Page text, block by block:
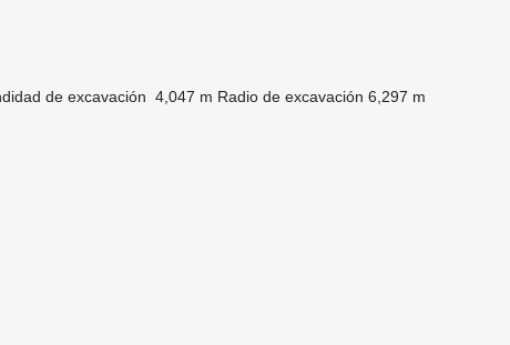
de excavación 4,047 m Radio de excavación 6,297 m